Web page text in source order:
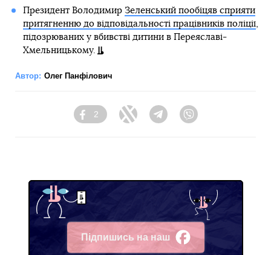
Президент Володимир Зеленський пообіцяв сприяти
притягненню до відповідальності працівників поліції,
підозрюваних у вбивстві дитини в Переяславі-
Хмельницькому.
Автор: Олег Панфілович
Facebook
2
Twitter Telegram
Підпишись на наш
Facebook